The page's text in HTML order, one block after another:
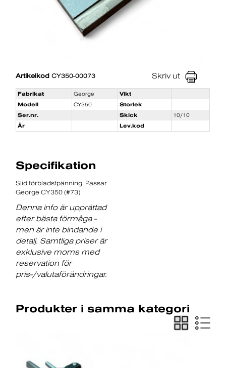
Artikelkod CY350-00073 Skriv ut
Fabrikat George
Vikt
Modell
CY350
Storlek
Ser.nr.
Skick
10/10
År
Lev.kod
Specifikation
Slid förbladstpänning. Passar
George CY350 (#73).
Denna info är upprättad
efter bästa förmåga -
men är inte bindande i
detalj. Samtliga priser är
exklusive moms med
reservation för
pris-/valutaförändringar.
Produkter i samma kategori